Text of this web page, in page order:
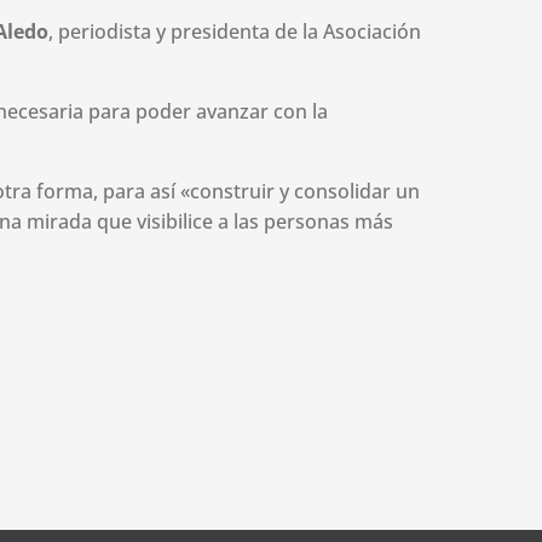
, periodista y presidenta de la Asociación
para poder avanzar con la
forma, para así «construir y consolidar un
mirada que visibilice a las personas más